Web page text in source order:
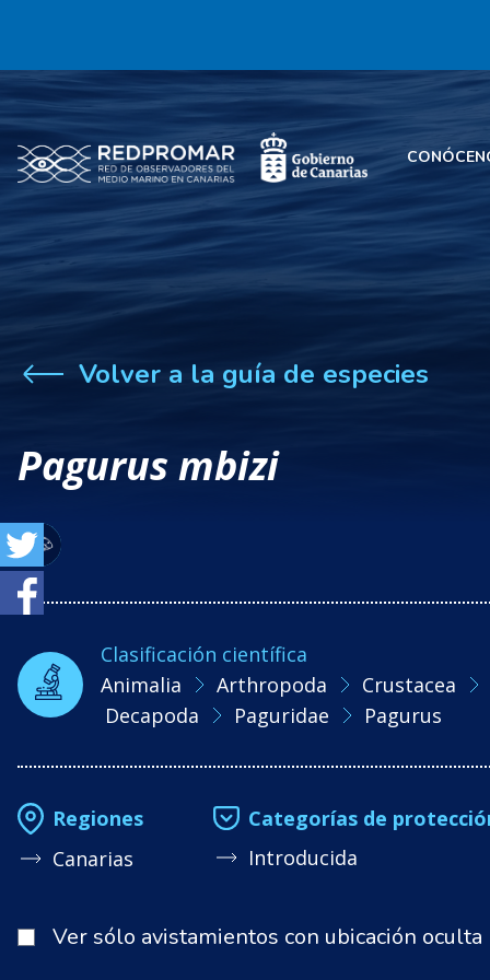
Volver a la guía de especies
Pagurus mbizi
Clasificación científica
Animalia
Arthropoda
Crustacea
Decapoda
Paguridae Pagurus
Regiones
Canarias
Categorías de
Introducida
Ver sólo avistamientos con ubicación oculta